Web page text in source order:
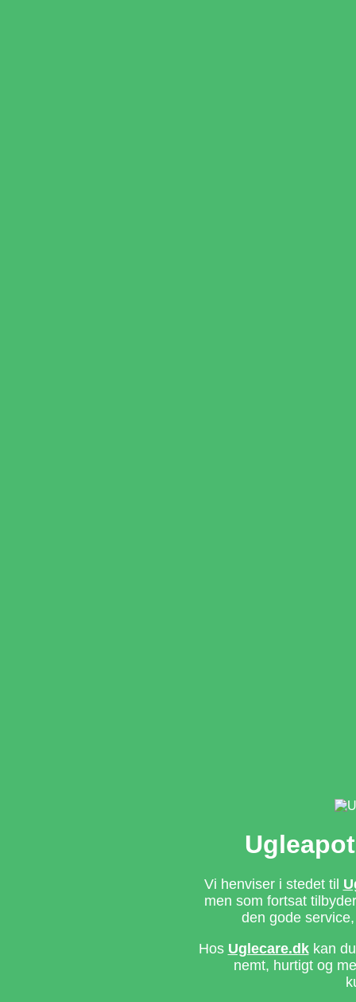
Vi henviser i stedet til
men som fortsat
den gode
Hos Uglecare.dkkan du
nemt, hurtigt og